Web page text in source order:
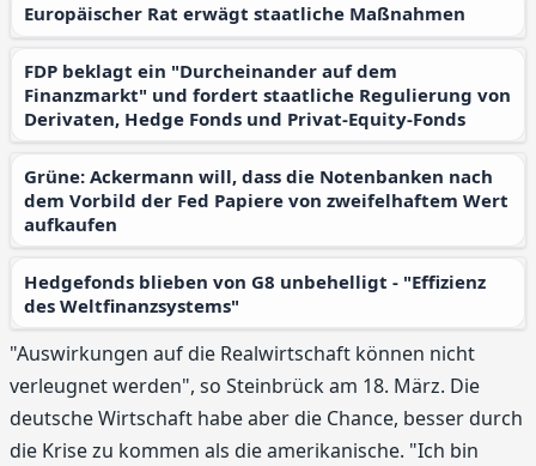
Europäischer Rat erwägt staatliche Maßnahmen
FDP beklagt ein "Durcheinander auf dem
Finanzmarkt" und fordert staatliche Regulierung von
Derivaten, Hedge Fonds und Privat-Equity-Fonds
Grüne: Ackermann will, dass die Notenbanken nach
dem Vorbild der Fed Papiere von zweifelhaftem Wert
aufkaufen
Hedgefonds blieben von G8 unbehelligt - "Effizienz
des Weltfinanzsystems"
"Auswirkungen auf die Realwirtschaft können nicht
verleugnet werden", so Steinbrück am 18. März. Die
deutsche Wirtschaft habe aber die Chance, besser durch
die Krise zu kommen als die amerikanische. "Ich bin